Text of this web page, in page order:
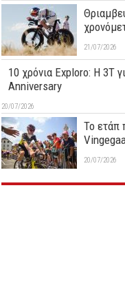
21/07/2026
10 χρόνια Exploro: Η 3T
Anniversary
20/07/2026
Το ετάπ
20/07/2026